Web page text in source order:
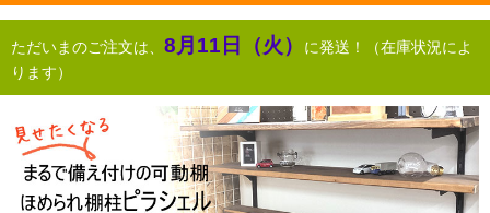
ただいまのご注文は、 8月11日（火）
に発送！（在庫状況によ
ります）